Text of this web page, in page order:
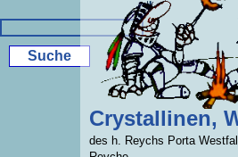
Crystallinen,
des h. Reychs Porta